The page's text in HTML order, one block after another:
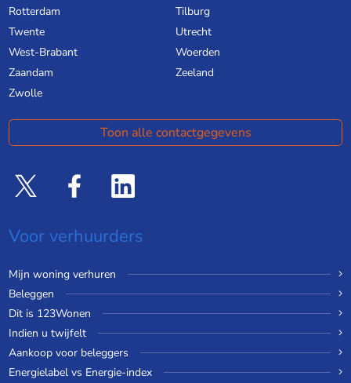
Rotterdam
Tilburg
Twente
Utrecht
West-Brabant
Woerden
Zaandam
Zeeland
Zwolle
Toon alle contactgegevens
Voor verhuurders
Mijn woning verhuren
Beleggen
Dit is 123Wonen
Indien u twijfelt
Aankoop voor beleggers
Energielabel vs Energie-index